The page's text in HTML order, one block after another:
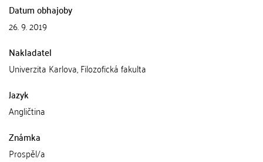
Datum obhajoby
26. 9. 2019
Nakladatel
Univerzita Karlova, Filozofická fakulta
Jazyk
Angličtina
Známka
Prospěl/a